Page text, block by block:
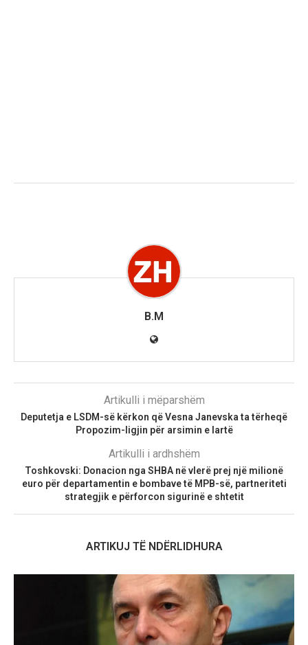
B.M
Artikulli i mëparshëm
Deputetja e LSDM-së kërkon që Vesna Janevska ta tërheqë
Propozim-ligjin për arsimin e lartë
Artikulli i ardhshëm
Toshkovski: Donacion nga SHBA në vlerë prej një milionë
euro për departamentin e bombave të MPB-së, partneriteti
strategjik e përforcon sigurinë e shtetit
ARTIKUJ TË NDËRLIDHURA